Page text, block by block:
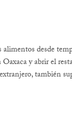
desde
y abrir el
también